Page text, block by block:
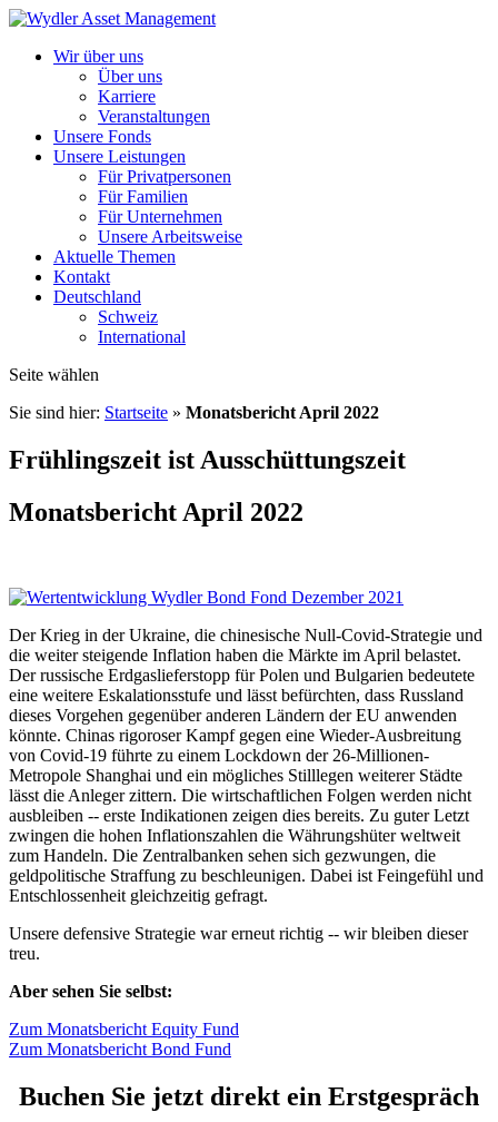
Wir über uns
Über uns
Karriere
Veranstaltungen
Unsere Fonds
Unsere Leistungen
Für Privatpersonen
Für Familien
Für Unternehmen
Unsere Arbeitsweise
Aktuelle Themen
Kontakt
Deutschland
Schweiz
International
Seite wählen
Sie sind hier: Startseite » Monatsbericht April 2022
Frühlingszeit ist Ausschüttungszeit
Monatsbericht April 2022
Der Krieg in der Ukraine, die chinesische Null-Covid-Strategie und
die weiter steigende Inflation haben die Märkte im April belastet.
Der russische Erdgaslieferstopp für Polen und Bulgarien bedeutete
eine weitere Eskalationsstufe und lässt befürchten, dass Russland
dieses Vorgehen gegenüber anderen Ländern der EU anwenden
könnte. Chinas rigoroser Kampf gegen eine Wieder-Ausbreitung
von Covid-19 führte zu einem Lockdown der 26-Millionen-
Metropole Shanghai und ein mögliches Stilllegen weiterer Städte
lässt die Anleger zittern. Die wirtschaftlichen Folgen werden nicht
ausbleiben -- erste Indikationen zeigen dies bereits. Zu guter Letzt
zwingen die hohen Inflationszahlen die Währungshüter weltweit
zum Handeln. Die Zentralbanken sehen sich gezwungen, die
geldpolitische Straffung zu beschleunigen. Dabei ist Feingefühl und
Entschlossenheit gleichzeitig gefragt.
Unsere defensive Strategie war erneut richtig -- wir bleiben dieser
treu.
Aber sehen Sie selbst:
Zum Monatsbericht Equity Fund
Zum Monatsbericht Bond Fund
Buchen Sie jetzt direkt ein Erstgespräch